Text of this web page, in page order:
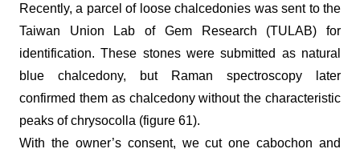
Recently, a parcel of loose chalcedonies was sent to the
Taiwan Union Lab of Gem Research (TULAB) for
identification. These stones were submitted as natural
blue chalcedony, but Raman spectroscopy later
confirmed them as chalcedony without the characteristic
peaks of chrysocolla (figure 61).
With the owner’s consent, we cut one cabochon and